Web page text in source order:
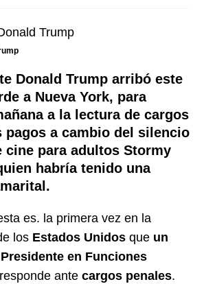
Donald Trump arribó este
a Nueva York, para
a la lectura de cargos
pagos a cambio del silencio
cine para adultos Stormy
habría tenido una
es. la primera vez en la
los Estados Unidos que un
en Funciones
responde ante cargos penales.